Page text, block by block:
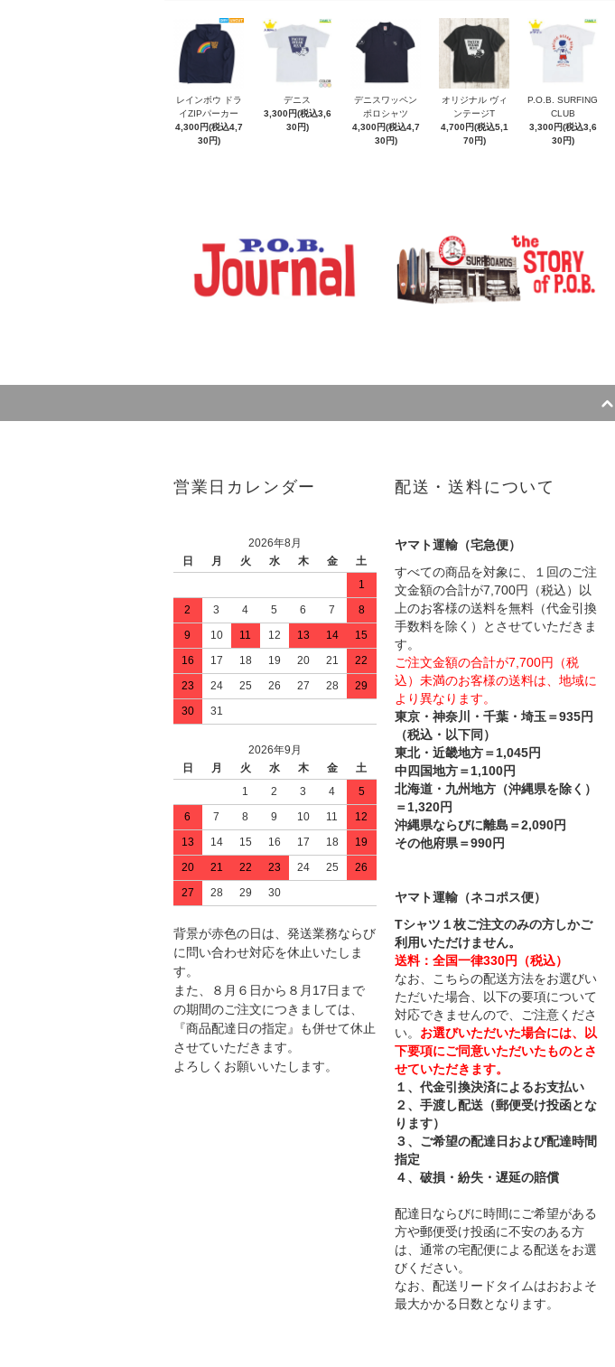
レインボウ ドラ
イZIPパーカー
4,300円(税込4,7
30円)
デニス
3,300円(税込3,6
30円)
デニスワッペン
ポロシャツ
4,300円(税込4,7
30円)
オリジナル ヴィ
ンテージT
4,700円(税込5,1
70円)
P.O.B. SURFING
CLUB
3,300円(税込3,6
30円)
営業日カレンダー
2026年8月
日
月 火 水 木 金
土
1
2
3 4 5 6 7
8
9
10 11 12 13 14
15
16
17 18 19 20 21
22
23
24 25 26 27 28
29
30
31
2026年9月
日
月 火 水 木 金
土
1
2 3 4
5
6
7 8 9 10 11
12
13
14 15 16 17 18
19
20
21 22 23 24 25
26
27
28 29 30
背景が赤色の日は、発送業務ならび
に問い合わせ対応を休止いたしま
す。
また、８月６日から８月17日まで
の期間のご注文につきましては、
『商品配達日の指定』も併せて休止
させていただきます。
よろしくお願いいたします。
配送・送料について
ヤマト運輸（宅急便）
すべての商品を対象に、１回のご注
文金額の合計が7,700円（税込）以
上のお客様の送料を無料（代金引換
手数料を除く）とさせていただきま
す。
ご注文金額の合計が7,700円（税
込）未満のお客様の送料は、地域に
より異なります。
東京・神奈川・千葉・埼玉＝935円
（税込・以下同）
東北・近畿地方＝1,045円
中四国地方＝1,100円
北海道・九州地方（沖縄県を除く）
＝1,320円
沖縄県ならびに離島＝2,090円
その他府県＝990円
ヤマト運輸（ネコポス便）
Tシャツ１枚ご注文のみの方しかご
利用いただけません。
送料：全国一律330円（税込）
なお、こちらの配送方法をお選びい
ただいた場合、以下の要項について
対応できませんので、ご注意くださ
い。 お選びいただいた場合には、以
下要項にご同意いただいたものとさ
せていただきます。
１、代金引換決済によるお支払い
２、手渡し配送（郵便受け投函とな
ります）
３、ご希望の配達日および配達時間
指定
４、破損・紛失・遅延の賠償
配達日ならびに時間にご希望がある
方や郵便受け投函に不安のある方
は、通常の宅配便による配送をお選
びください。
なお、配送リードタイムはおおよそ
最大かかる日数となります。